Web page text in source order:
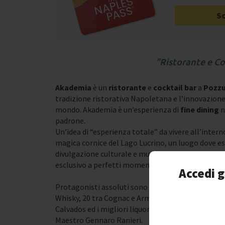
Accedi
Ristorante e
Akademia è un ristorante e cocktail bar a
tradizione ristorativa Napoletana e
mondo. Akademia è un’esperienza di fine dining
padrone.
Un’idea di “esperienza totale” da vivere
magica cornice del Lago Lucrino, un luogo dove
divulgazione culturale e musicale. Ilpanorama
esclusivo a perfetti momenti di
Protagonisti assoluti sono i signature
Whisky, 20 tra Cognac e Armagnac, 70 Gin, 50 tra
Calvados ed i migliori liquori sul mercato, per
Maestro Gennaro Ranieri.